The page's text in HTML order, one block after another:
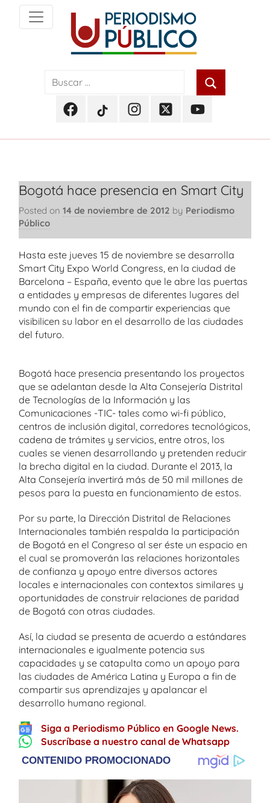
content
Periodismo
PúblicoFacebook
Periodismo
TikTok
Periodismo
InstagramTwitterYoutube
Bogotá hace presencia en Smart City
Posted on 14 de noviembre de 2012 by Periodismo
Público
Hasta este jueves 15 de noviembre se desarrolla
Smart City Expo World Congress, en la ciudad de
Barcelona – España, evento que le abre las puertas
a entidades y empresas de diferentes lugares del
mundo con el fin de compartir experiencias que
visibilicen su labor en el desarrollo de las ciudades
del futuro.
Bogotá hace presencia presentando los proyectos
que se adelantan desde la Alta Consejería Distrital
de Tecnologías de la Información y las
Comunicaciones -TIC- tales como wi-fi público,
centros de inclusión digital, corredores tecnológicos,
cadena de trámites y servicios, entre otros, los
cuales se vienen desarrollando y pretenden reducir
la brecha digital en la ciudad. Durante el 2013, la
Alta Consejería invertirá más de 50 mil millones de
pesos para la puesta en funcionamiento de estos.
Por su parte, la Dirección Distrital de Relaciones
Internacionales también respalda la participación
de Bogotá en el Congreso al ser éste un espacio en
el cual se promoverán las relaciones horizontales
de confianza y apoyo entre diversos actores
locales e internacionales con contextos similares y
oportunidades de construir relaciones de paridad
de Bogotá con otras ciudades.
Así, la ciudad se presenta de acuerdo a estándares
internacionales e igualmente potencia sus
capacidades y se catapulta como un apoyo para
las ciudades de América Latina y Europa a fin de
compartir sus aprendizajes y apalancar el
desarrollo humano regional.
Siga a Periodismo Público en Google News.
Suscríbase a nuestro canal de Whatsapp